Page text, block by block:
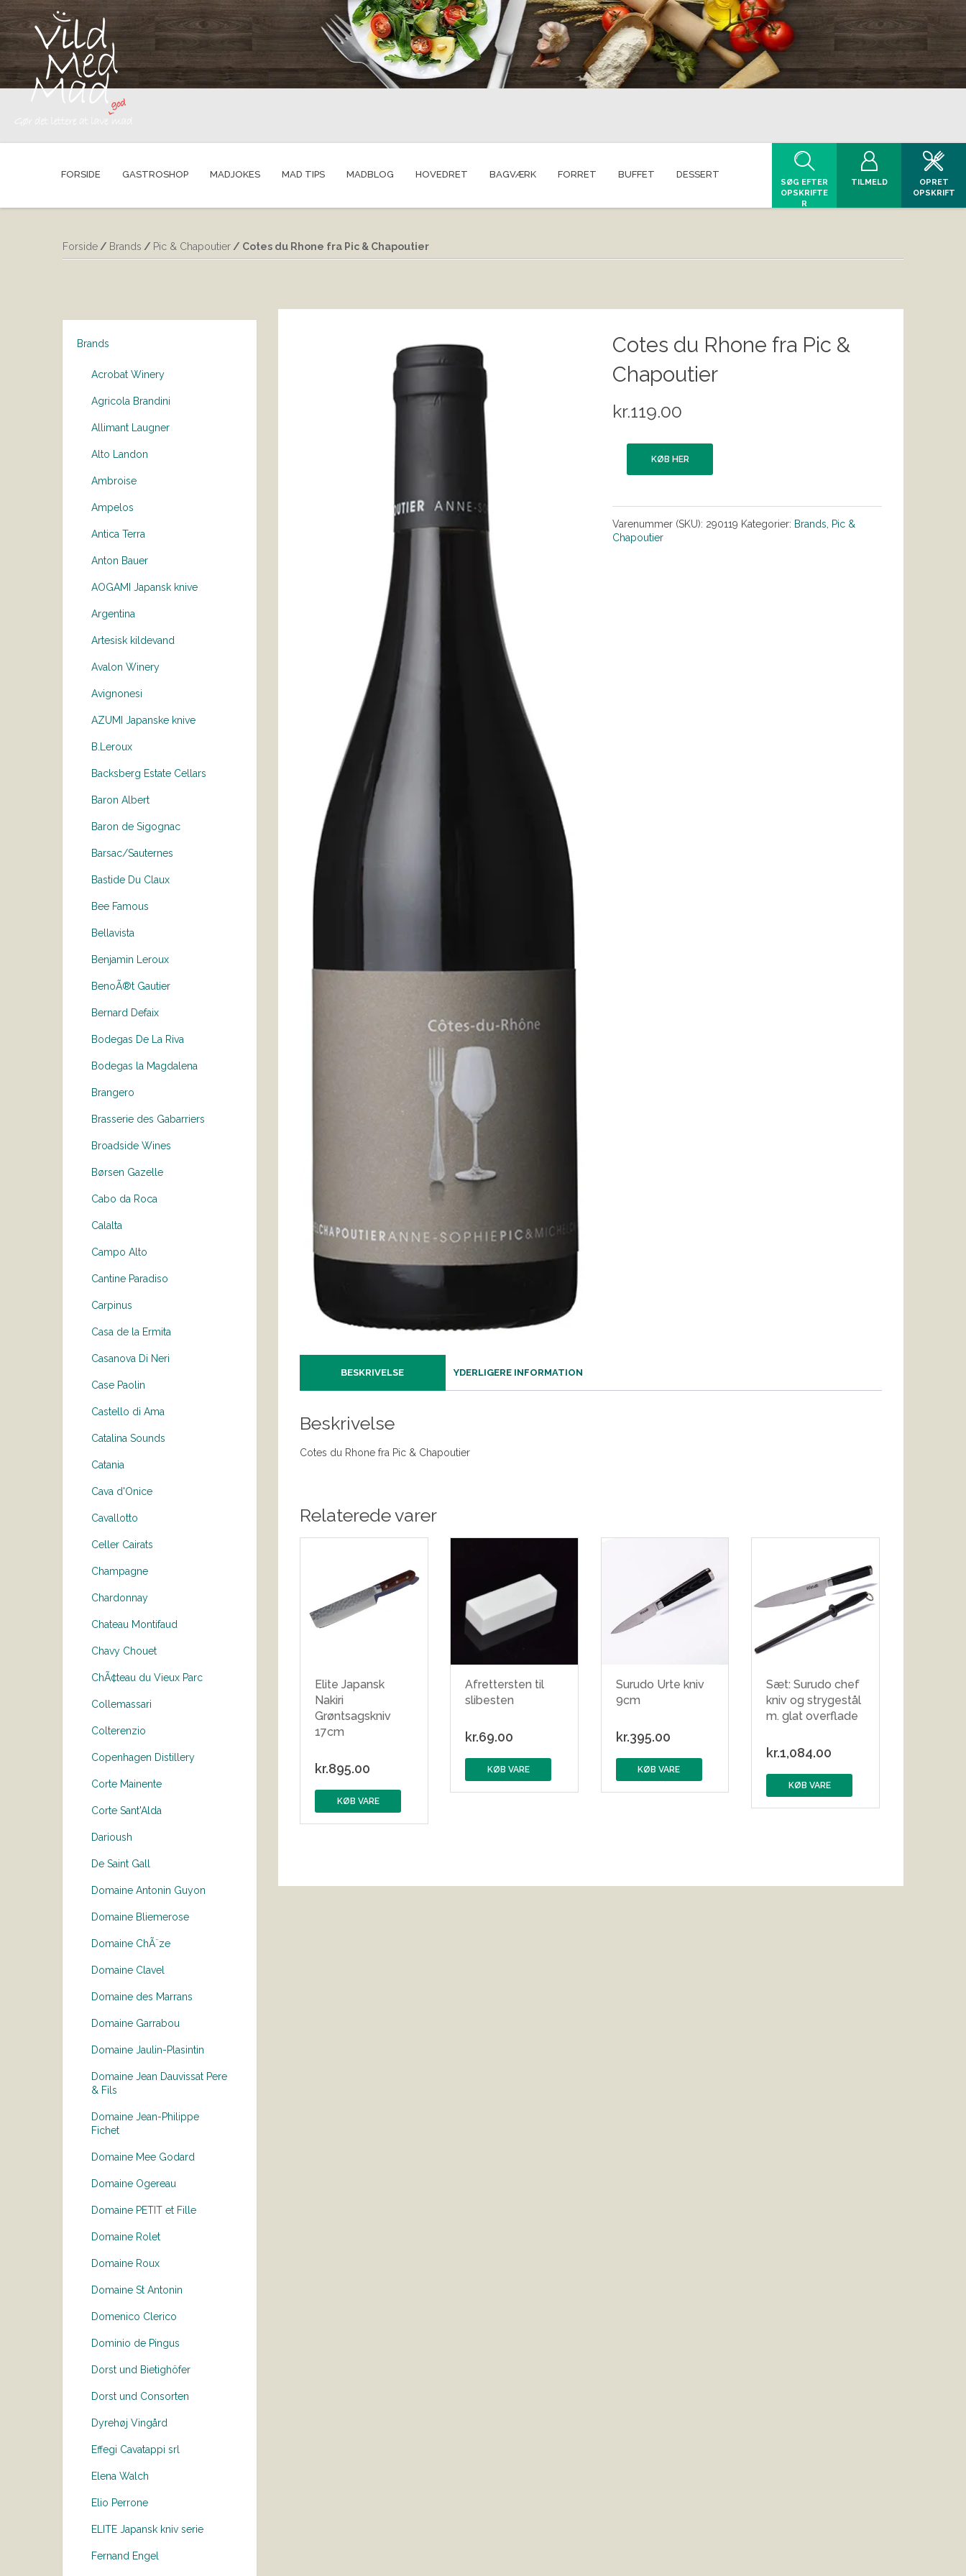
FORSIDE GASTROSHOP MADJOKES MAD TIPS MADBLOG HOVEDRET BAGVÆRK FORRET BUFFET DESSERT
SØG EFTER
OPSKRIFTE
R
TILMELD
OPRET
OPSKRIFT
Forside / Brands / Pic & Chapoutier / Cotes du Rhone fra Pic & Chapoutier
Brands
Acrobat Winery
Agricola Brandini
Allimant Laugner
Alto Landon
Ambroise
Ampelos
Antica Terra
Anton Bauer
AOGAMI Japansk knive
Argentina
Artesisk kildevand
Avalon Winery
Avignonesi
AZUMI Japanske knive
B.Leroux
Backsberg Estate Cellars
Baron Albert
Baron de Sigognac
Barsac/Sauternes
Bastide Du Claux
Bee Famous
Bellavista
Benjamin Leroux
BenoÃ®t Gautier
Bernard Defaix
Bodegas De La Riva
Bodegas la Magdalena
Brangero
Brasserie des Gabarriers
Broadside Wines
Børsen Gazelle
Cabo da Roca
Calalta
Campo Alto
Cantine Paradiso
Carpinus
Casa de la Ermita
Casanova Di Neri
Case Paolin
Castello di Ama
Catalina Sounds
Catania
Cava d'Onice
Cavallotto
Celler Cairats
Champagne
Chardonnay
Chateau Montifaud
Chavy Chouet
ChÃ¢teau du Vieux Parc
Collemassari
Colterenzio
Copenhagen Distillery
Corte Mainente
Corte Sant'Alda
Darioush
De Saint Gall
Domaine Antonin Guyon
Domaine Bliemerose
Domaine ChÃ¨ze
Domaine Clavel
Domaine des Marrans
Domaine Garrabou
Domaine Jaulin-Plasintin
Domaine Jean Dauvissat Pere
& Fils
Domaine Jean-Philippe
Fichet
Domaine Mee Godard
Domaine Ogereau
Domaine PETIT et Fille
Domaine Rolet
Domaine Roux
Domaine St Antonin
Domenico Clerico
Dominio de Pingus
Dorst und Bietighöfer
Dorst und Consorten
Dyrehøj Vingård
Effegi Cavatappi srl
Elena Walch
Elio Perrone
ELITE Japansk kniv serie
Fernand Engel
Cotes du Rhone fra Pic &
Chapoutier
kr.119.00
KØB HER
Varenummer (SKU): 290119 Kategorier: Brands
Pic &
Chapoutier
BESKRIVELSE YDERLIGERE INFORMATION
Beskrivelse
Cotes du Rhone fra Pic & Chapoutier
Relaterede varer
Elite Japansk
Nakiri
Grøntsagskniv
17cm
kr.895.00
KØB VARE
Afrettersten til
slibesten
kr.69.00
KØB VARE
Surudo Urte kniv
9cm
kr.395.00
KØB VARE
Sæt: Surudo chef
kniv og strygestål
m. glat overflade
kr.1,084.00
KØB VARE